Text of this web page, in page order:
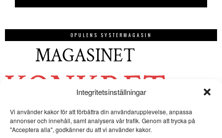
Integritetsinställningar
Vi använder kakor för att förbättra din användarupplevelse, anpassa
annonser och innehåll, samt analysera vår trafik. Genom att trycka på
"Acceptera alla", godkänner du att vi använder kakor.
OPULENS SYSTERMAGASIN